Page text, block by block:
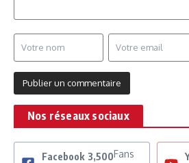
Nos réseaux sociaux
Facebook 3,500Fans